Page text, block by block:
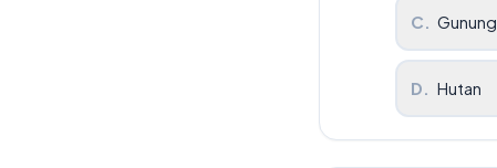
C. Gunung
D. Hutan